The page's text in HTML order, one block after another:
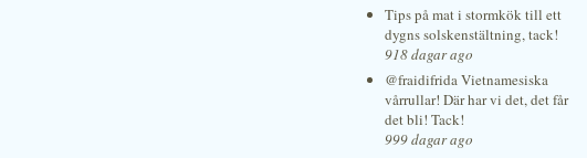
Tips på mat i stormkök till ett
dygns solskenstältning, tack!
918 dagar ago
@fraidifrida Vietnamesiska
vårrullar! Där har vi det, det får
det bli! Tack!
999 dagar ago